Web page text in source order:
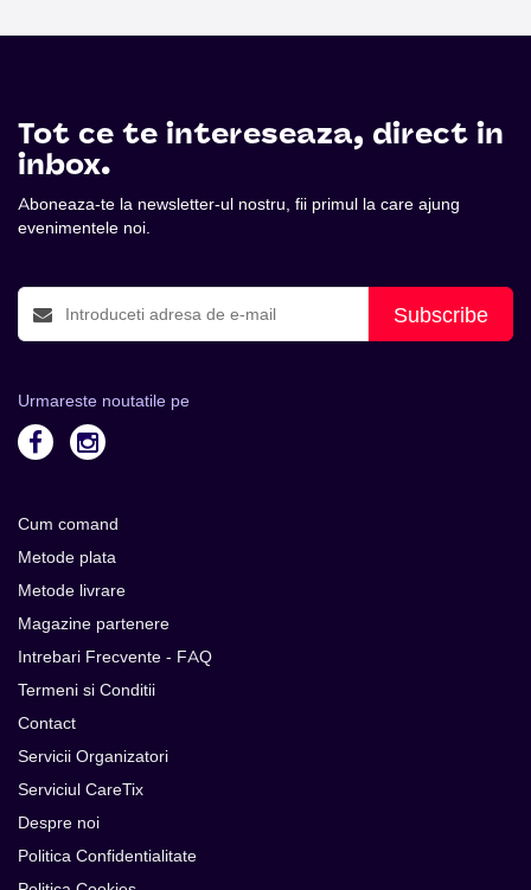
Tot ce te intereseaza, direct in
inbox.
Aboneaza-te la newsletter-ul nostru, fii primul la care ajung
evenimentele noi.
Subscribe
Urmareste noutatile pe
Cum comand
Metode plata
Metode livrare
Magazine partenere
Intrebari Frecvente - FAQ
Termeni si Conditii
Contact
Servicii Organizatori
Serviciul CareTix
Despre noi
Politica Confidentialitate